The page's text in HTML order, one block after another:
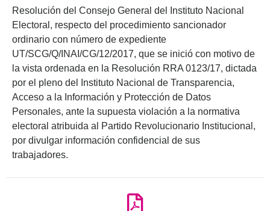
Resolución del Consejo General del Instituto Nacional
Electoral, respecto del procedimiento sancionador
ordinario con número de expediente
UT/SCG/Q/INAI/CG/12/2017, que se inició con motivo de
la vista ordenada en la Resolución RRA 0123/17, dictada
por el pleno del Instituto Nacional de Transparencia,
Acceso a la Información y Protección de Datos
Personales, ante la supuesta violación a la normativa
electoral atribuida al Partido Revolucionario Institucional,
por divulgar información confidencial de sus
trabajadores.